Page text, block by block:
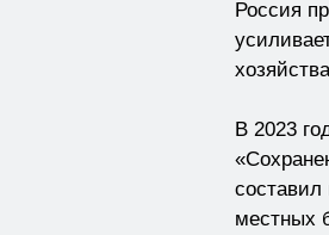
Россия
В 2023
местных